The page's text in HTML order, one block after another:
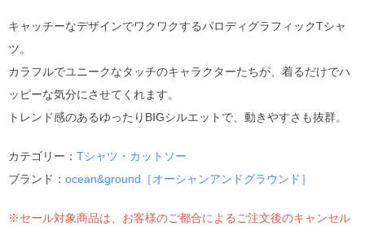
キャッチーなデザインでワクワクするパロディグラフィックTシャ
ツ。
カラフルでユニークなタッチのキャラクターたちが、着るだけでハ
ッピーな気分にさせてくれます。
トレンド感のあるゆったりBIGシルエットで、動きやすさも抜群。
カテゴリー： Tシャツ・カットソー
ブランド： ocean&ground［オーシャンアンドグラウンド］
※セール対象商品は、お客様のご都合によるご注文後のキャンセル